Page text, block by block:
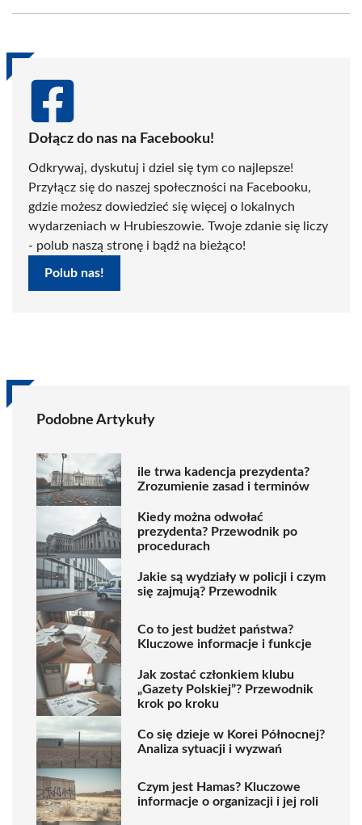
(Twitter)
Dołącz do nas na Facebooku!
Odkrywaj, dyskutuj i dziel się tym co najlepsze!
Przyłącz się do naszej społeczności na Facebooku,
gdzie możesz dowiedzieć się więcej o lokalnych
wydarzeniach w Hrubieszowie. Twoje zdanie się liczy
- polub naszą stronę i bądź na bieżąco!
Polub nas!
Podobne Artykuły
ile trwa kadencja prezydenta?
Zrozumienie zasad i terminów
Kiedy można odwołać
prezydenta? Przewodnik po
procedurach
Jakie są wydziały w policji i czym
się zajmują? Przewodnik
Co to jest budżet państwa?
Kluczowe informacje i funkcje
Jak zostać członkiem klubu
„Gazety Polskiej”? Przewodnik
krok po kroku
Co się dzieje w Korei Północnej?
Analiza sytuacji i wyzwań
Czym jest Hamas? Kluczowe
informacje o organizacji i jej roli